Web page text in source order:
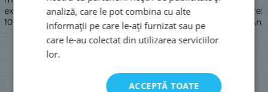
extrem de compact; Difuzor Bluetooth, distanță de conectare:
10 metri\n Acceptă versiunea Bluetooth 5.0 și 1.2 și A2D\n \n\n
analiză, care le pot combina cu alte
informații pe care le-ați furnizat sau pe
care le-au colectat din utilizarea serviciilor
lor.
ACCEPTĂ TOATE